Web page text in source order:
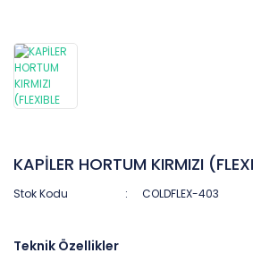
KAPİLER HORTUM KIRMIZI
Stok Kodu COLDFLEX-403
Teknik Özellikler